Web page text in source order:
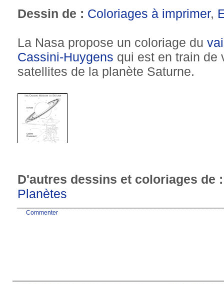
Dessin de : Coloriages à imprimer,
La Nasa propose un coloriage du
Cassini-Huygens qui est en train de
satellites de la planète Saturne.
D'autres dessins et coloriages de
Planètes
Commenter